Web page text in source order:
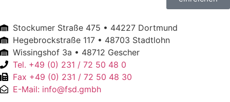
Stockumer Straße 475 • 44227 Dortmund
Hegebrockstraße 117 • 48703 Stadtlohn
Wissingshof 3a • 48712 Gescher
Tel. +49 (0) 231 / 72 50 48 0
Fax +49 (0) 231 / 72 50 48 30
E-Mail: info@fsd.gmbh